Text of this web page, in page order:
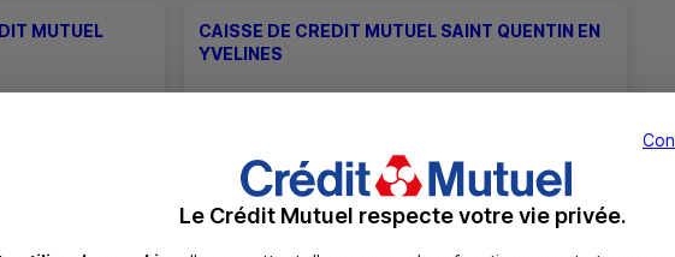
MUTUEL
CAISSE DE CREDIT MUTUEL SAINT QUENTIN EN
YVELINES
01 30 13 05 76
Fermé, ouvre à 9h00
Le Crédit Mutuel respecte votre vie privée.